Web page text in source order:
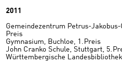
2011
Gemeindezentrum Petrus-
Preis
Gymnasium, Buchloe, 1. Preis
John Cranko Schule, Stuttgart, 5.
Württembergische